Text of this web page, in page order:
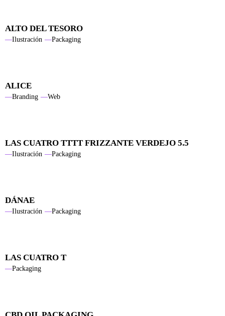
ALTO DEL TESORO
Ilustración Packaging
ALICE
Branding Web
LAS CUATRO TTTT FRIZZANTE VERDEJO 5.5
Ilustración Packaging
DÁNAE
Ilustración Packaging
LAS CUATRO T
Packaging